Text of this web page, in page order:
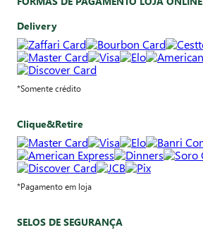
Delivery
*Somente crédito
Clique&Retire
*Pagamento em loja
SELOS DE SEGURANÇA